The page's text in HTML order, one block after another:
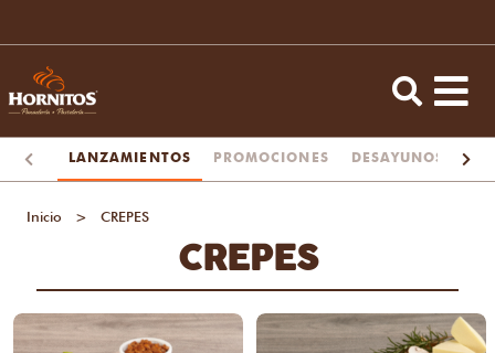
LANZAMIENTOS PROMOCIONES DESAYUNOS
Inicio > CREPES
CREPES